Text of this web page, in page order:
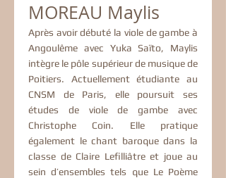
MOREAU Maylis
Après avoir débuté la viole de gambe à
Angoulême avec Yuka Saïto, Maylis
intègre le pôle supérieur de musique de
Poitiers. Actuellement étudiante au
CNSM de Paris, elle poursuit ses
études de viole de gambe avec
Christophe Coin. Elle pratique
également le chant baroque dans la
classe de Claire Lefilliâtre et joue au
sein d’ensembles tels que Le Poème